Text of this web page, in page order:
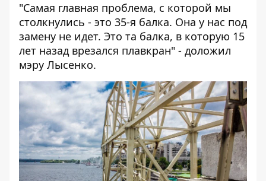
"Самая главная проблема, с которой мы
столкнулись - это 35-я балка. Она у нас под
замену не идет. Это та балка, в которую 15
лет назад врезался плавкран" - доложил
мэру Лысенко.